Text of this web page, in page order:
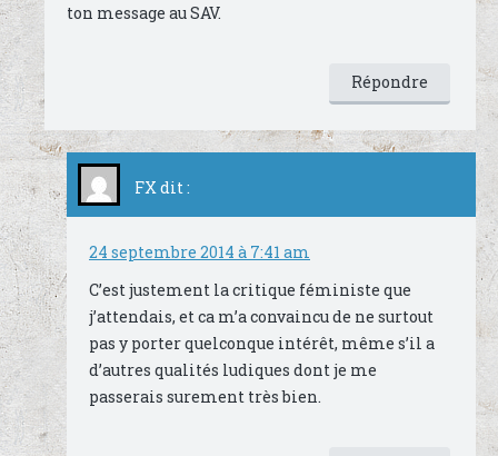
ton message au SAV.
Répondre
FX dit :
24 septembre 2014 à 7:41 am
C’est justement la critique féministe que
j’attendais, et ca m’a convaincu de ne surtout
pas y porter quelconque intérêt, même s’il a
d’autres qualités ludiques dont je me
passerais surement très bien.